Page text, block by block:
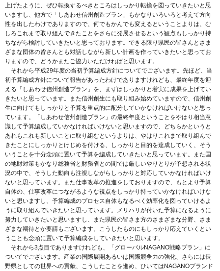
上げたように、ぜひ転換するべきところはしっかり転換を図っていきたいと思
いますし、他方で「しあわせ信州創造プラン」もかなりいろいろと考えて方向
性を出したわけでありますので、何でもかんでも変えるということよりは、む
しろこれまで取り組んできたことをさらに発展させるという観点もしっかり持
ちながら検討していきたいと思っております。できる限り県民の皆さんとさま
ざまな団体の皆さんとも対話しながら新しい計画を作っていきたいと思ってお
りますので、どうかまたご協力いただければと思います。
それから平成29年度の当初予算編成方針についてでございます。先ほど、当
初予算編成方針について報告があったわけでありますけれども、最終年度を迎
える「しあわせ信州創造プラン」を、まずはしっかりと着実に成果を上げてい
きたいと思っています。また信州創生にも取り組み始めていますので、信州創
生に向けてもしっかりと予算を重点的に配分していかなければいけないと思っ
ています。「しあわせ信州創造プラン」の最終年度ということをやはり相当意
識して予算編成していかなければいけないと思いますので、どちらかというと
あれもこれも新しいことに取り組むというよりは、やはりこれまで取り組んで
きたことにしっかりとけじめを付ける、しっかりと目的を達成していく、そう
いうことを十分念頭に置いて予算を編成していきたいと思っています。また国
の地財対策もかなり総務省と財務省との間では厳しいやりとりが予想される状
況の中で、そうした動向も注視しながらしっかりと対応していかなければいけ
ないと思っています。また仕事改革の推進をしておりますので、もとより予算
自体の、仕事改革につながるような視点をしっかり持っていかなければいけな
いと思いますし、予算編成のプロセス自体もなるべく効率化を図っていけるよ
うに取り組んでいきたいと思っています。メリハリが付いた予算になるように
努力していきたいと思いますし、また県民の皆さま方のさまざまな分野、さま
ざまな期待とか要請もございます。こうしたものにもしっかり応えていくとい
うことも念頭に置いて予算編成をしていきたいと思います。
それから3点目でありますけれども、「グローバルNAGANO戦略プラン」に
ついてでございます。産業の国際展開あるいは国際競争力の強化、さらには長
野県としての世界への貢献、こうしたことを進め、ひいてはNAGANOブランド